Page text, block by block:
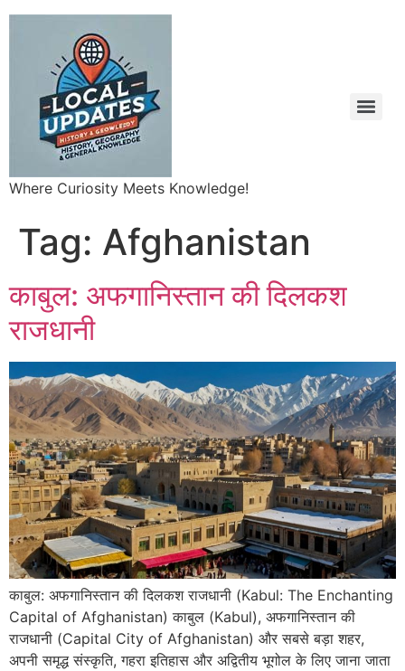
Where Curiosity Meets Knowledge!
Tag: Afghanistan
काबुल: अफगानिस्तान की दिलकश
राजधानी
काबुल: अफगानिस्तान की दिलकश राजधानी (Kabul: The Enchanting
Capital of Afghanistan) काबुल (Kabul), अफगानिस्तान की
राजधानी (Capital City of Afghanistan) और सबसे बड़ा शहर,
अपनी समृद्ध संस्कृति, गहरा इतिहास और अद्वितीय भूगोल के लिए जाना जाता